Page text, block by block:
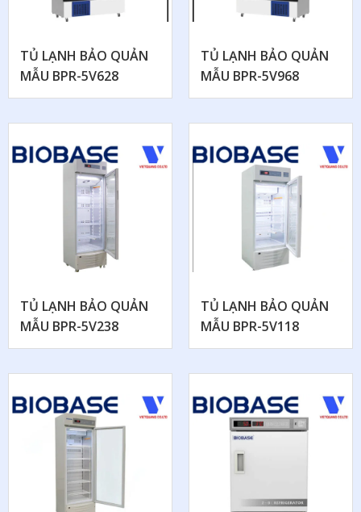
TỦ LẠNH BẢO QUẢN
MẪU BPR-5V628
TỦ LẠNH BẢO QUẢN
MẪU BPR-5V968
TỦ LẠNH BẢO QUẢN
MẪU BPR-5V238
TỦ LẠNH BẢO QUẢN
MẪU BPR-5V118